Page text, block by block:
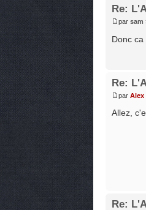
Re:
par sam
Donc
Re:
par Alex
Allez,
Re: